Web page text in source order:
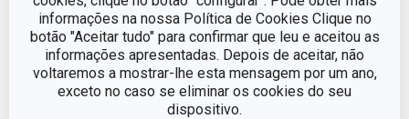
informações na nossa Política de Cookies Clique no
botão "Aceitar tudo" para confirmar que leu e aceitou as
informações apresentadas. Depois de aceitar, não
voltaremos a mostrar-lhe esta mensagem por um ano,
exceto no caso se eliminar os cookies do seu
dispositivo.
Para preparar esta receita vai precisar dos
seguintes utensílios de cozinha: